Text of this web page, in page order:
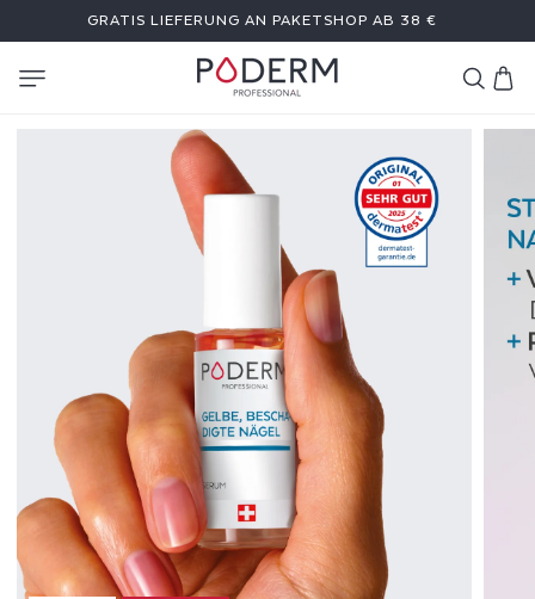
INHALT
GRATIS LIEFERUNG AN PAKETSHOP AB 38 €
E
S
C